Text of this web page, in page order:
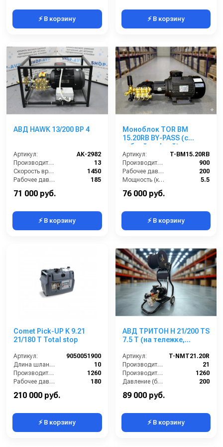
⚡ В корзину ⚡ В корзину
АВД HAWK 13/200 BP 4
Артикул:
AK-2982
Производительность (л/мин):
13
Скорость вращения (об/мин):
1450
Рабочее давление (бар):
185
Мощность (кВт):
71 000 руб.
⚡ В корзину
Моноблок TOR BM
15.20RB BY-PASS (с
гибкой муфтой)
Артикул:
T-BM15.20RB
Производительность (л/ч):
900
Рабочее давление (бар):
200
Мощность (кВт):
5.5
Электропитание (В):
76 000 руб.
⚡ В корзину
Comet Pick-UP K 9.21
21/180 T Total stop
Артикул:
9050051900
Длина шланга ВД (м):
10
Производительность (л/ч):
1260
Рабочее давление (бар):
180
210 000 руб.
⚡ В корзину
АВД ТРИТОН H 21/200 TS
7.5 T (на тележке,
теплозащитой)
Артикул:
T-NMT21.20R
Производительность (л/мин):
21
Производительность (л/ч):
1260
Давление (бар):
200
Напряжение (В):
89 000 руб.
⚡ В корзину